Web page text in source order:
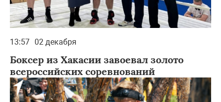
13:57 02 декабря
Боксер из Хакасии завоевал золото
всероссийских соревнований